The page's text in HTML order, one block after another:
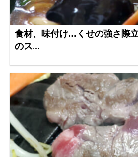
食材、味付け…くせの強さ際
のス...